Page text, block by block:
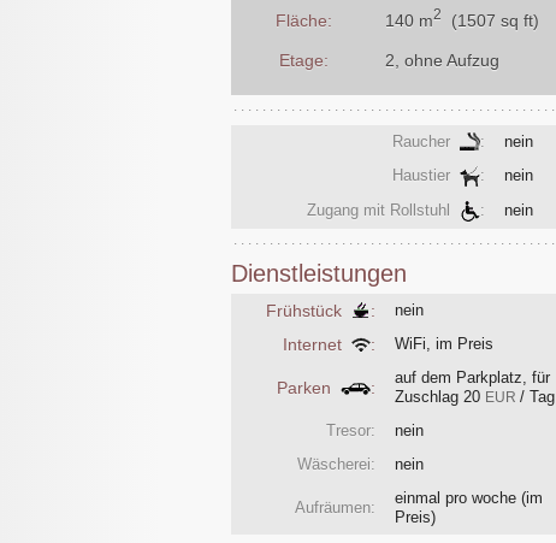
Fläche: 140 m2 (1507 sq ft)
Etage: 2, ohne Aufzug
Raucher :
nein
Haustier
:
nein
Zugang mit Rollstuhl
: nein
Dienstleistungen
Frühstück : nein
Internet : WiFi, im Preis
Parken :
auf dem Parkplatz, für
Zuschlag 20 EUR / Tag
Tresor:
nein
Wäscherei:
nein
Aufräumen:
einmal pro woche (im
Preis)